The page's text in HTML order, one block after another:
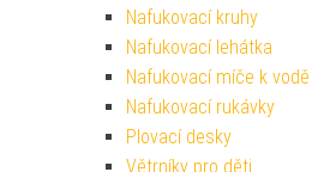
Nafukovací kruhy
Nafukovací lehátka
Nafukovací míče k vodě
Nafukovací rukávky
Plovací desky
Větrníky pro děti